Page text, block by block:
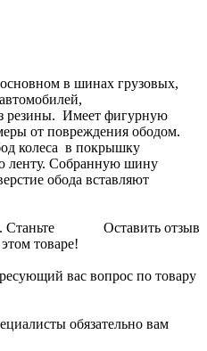
в шинах грузовых,
резины. Имеет фигурную
от повреждения ободом.
колеса в покрышку
ленту. Собранную шину
обода вставляют
Оставить отзыв
Станьте
товаре!
вас вопрос по товару
обязательно вам